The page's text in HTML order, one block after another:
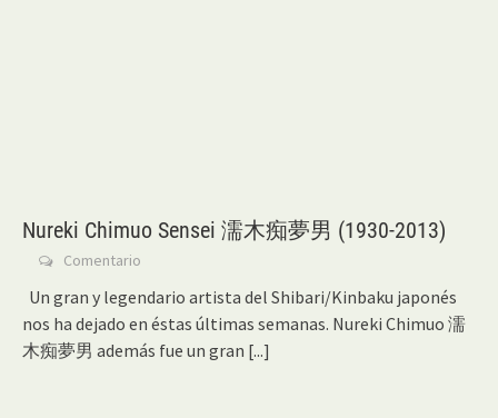
Nureki Chimuo Sensei 濡木痴夢男 (1930-2013)
Comentario
Un gran y legendario artista del Shibari/Kinbaku japonés
nos ha dejado en éstas últimas semanas. Nureki Chimuo 濡
木痴夢男 además fue un gran [...]